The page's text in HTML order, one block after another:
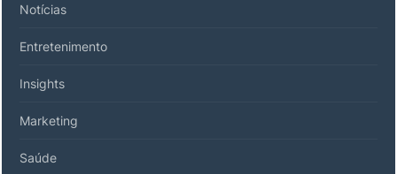
Notícias
Entretenimento
Insights
Marketing
Saúde